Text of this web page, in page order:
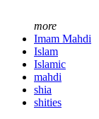
more
Imam Mahdi
Islam
Islamic
mahdi
shia
shities